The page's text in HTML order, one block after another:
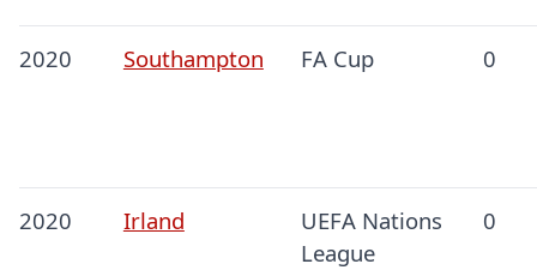
2020 Southampton FA Cup 0
2020 Irland
UEFA Nations
League
0